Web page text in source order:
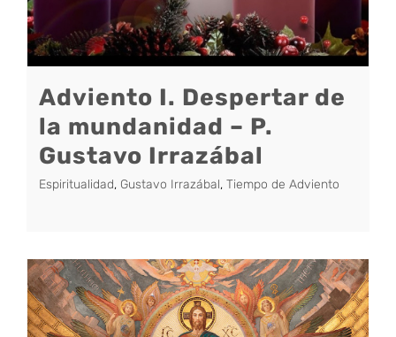
Adviento I. Despertar de
la mundanidad – P.
Gustavo Irrazábal
Espiritualidad, Gustavo Irrazábal, Tiempo de Adviento